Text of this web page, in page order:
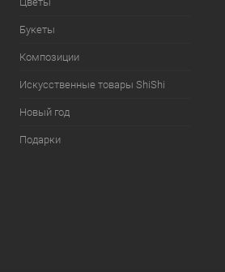
Букеты
Композиции
Искусственные товары ShiShi
Новый год
Подарки